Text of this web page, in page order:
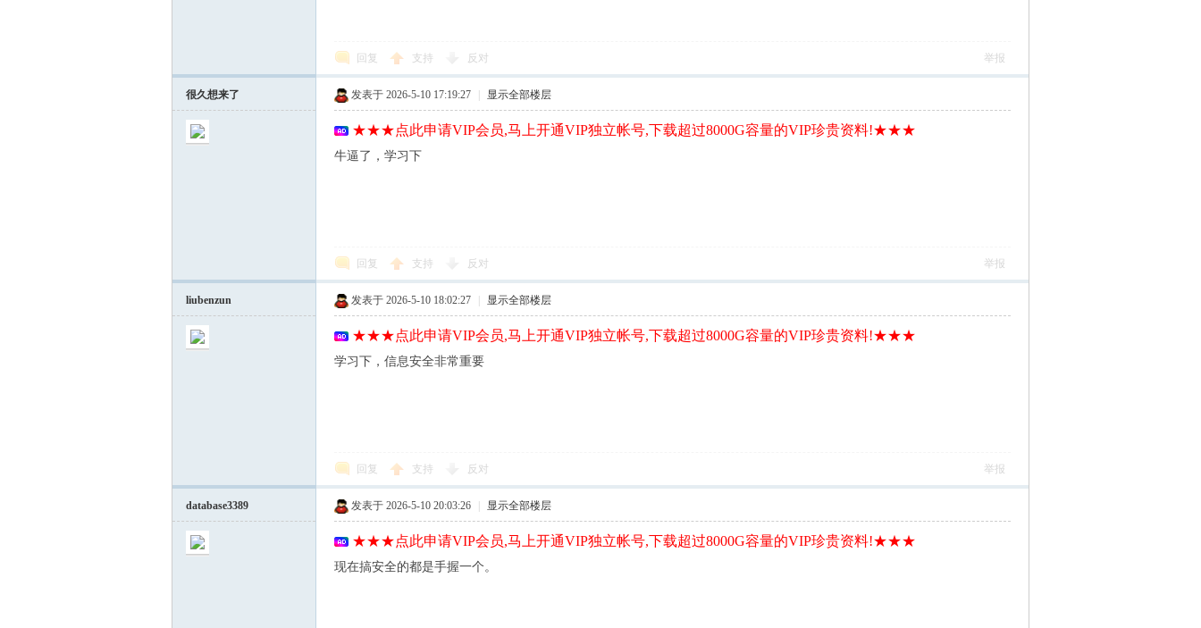
回复 支持 反对 举报
很久想来了 发表于 2026-5-10 17:19:27 显示全部楼层
★★★点此申请VIP会员,马上开通VIP独立帐号,下载超过8000G容量的VIP珍贵资料!★★★
牛逼了，学习下
回复 支持 反对 举报
liubenzun 发表于 2026-5-10 18:02:27 显示全部楼层
★★★点此申请VIP会员,马上开通VIP独立帐号,下载超过8000G容量的VIP珍贵资料!★★★
学习下，信息安全非常重要
回复 支持 反对 举报
database3389 发表于 2026-5-10 20:03:26 显示全部楼层
★★★点此申请VIP会员,马上开通VIP独立帐号,下载超过8000G容量的VIP珍贵资料!★★★
现在搞安全的都是手握一个。